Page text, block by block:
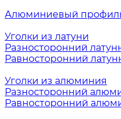
Алюминиевый
Уголки из латуни
Разносторонний
Равносторонний
Уголки из алюминия
Разносторонний
Равносторонний